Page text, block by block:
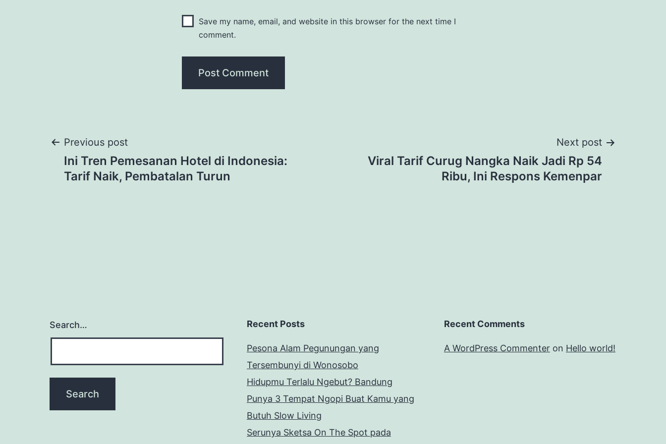
Save my name, email, and website in this browser for the next time I
comment.
Post
navigation
Previous post
Ini Tren Pemesanan Hotel di Indonesia:
Tarif Naik, Pembatalan Turun
Next post
Viral Tarif Curug Nangka Naik Jadi Rp 54
Ribu, Ini Respons Kemenpar
Search… Recent Posts
Pesona Alam Pegunungan yang
Tersembunyi di Wonosobo
Hidupmu Terlalu Ngebut? Bandung
Punya 3 Tempat Ngopi Buat Kamu yang
Butuh Slow Living
Serunya Sketsa On The Spot pada
Recent Comments
A WordPress Commenter on Hello world!